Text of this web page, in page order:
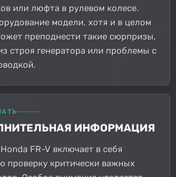
или люфта в рулевом колесе.
модели, хотя и в целом
преподнести такие сюрпризы,
строя генератора или проблемы с
ИНФОРМАЦИЯ
FR-V включает в себя
проверку критически важных